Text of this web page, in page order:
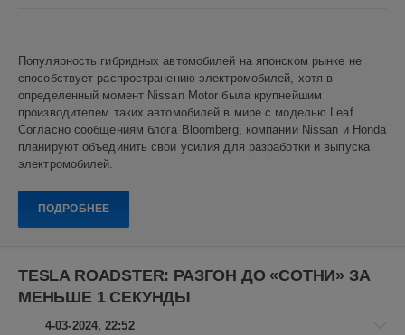
Алекс
Новикович
30
0
Honda,
электромобили
Японские
Популярность гибридных автомобилей на японском рынке не
способствует распространению электромобилей, хотя в
определенный момент Nissan Motor была крупнейшим
производителем таких автомобилей в мире с моделью Leaf.
Согласно сообщениям блога Bloomberg, компании Nissan и Honda
планируют объединить свои усилия для разработки и выпуска
электромобилей.
ПОДРОБНЕЕ
TESLA ROADSTER: РАЗГОН ДО «СОТНИ» ЗА
МЕНЬШЕ 1 СЕКУНДЫ
4-03-2024, 22:52